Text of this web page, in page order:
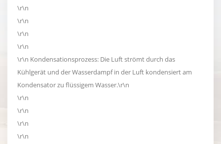
\r\n
\r\n
\r\n
\r\n
\r\n Kondensationsprozess: Die Luft strömt durch das
Kühlgerät und der Wasserdampf in der Luft kondensiert am
Kondensator zu flüssigem Wasser.\r\n
\r\n
\r\n
\r\n
\r\n